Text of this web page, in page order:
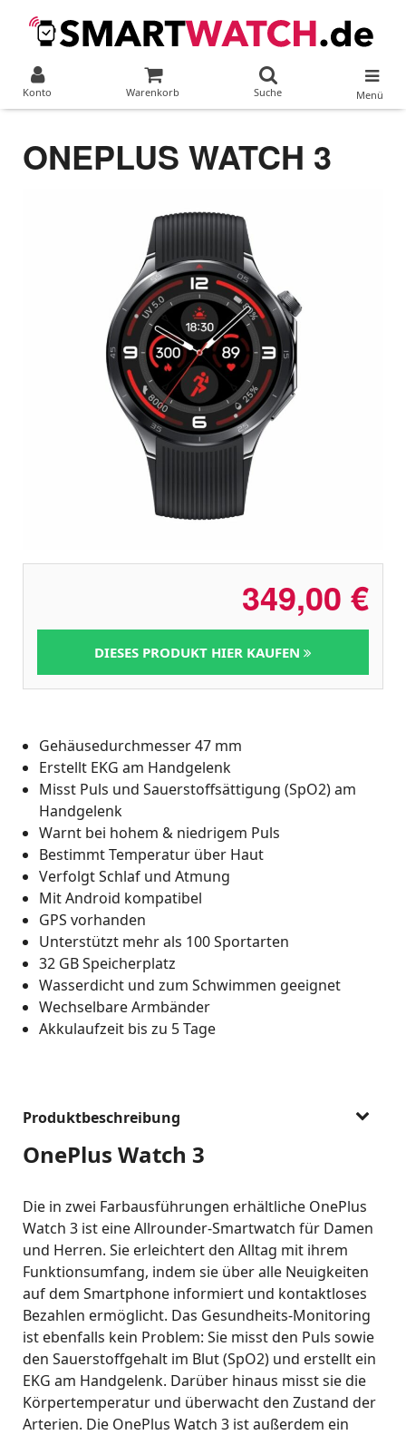
Konto Warenkorb Suche Menü
ONEPLUS WATCH 3
349,00 €
DIESES PRODUKT HIER KAUFEN
Gehäusedurchmesser 47 mm
Erstellt EKG am Handgelenk
Misst Puls und Sauerstoffsättigung (SpO2) am
Handgelenk
Warnt bei hohem & niedrigem Puls
Bestimmt Temperatur über Haut
Verfolgt Schlaf und Atmung
Mit Android kompatibel
GPS vorhanden
Unterstützt mehr als 100 Sportarten
32 GB Speicherplatz
Wasserdicht und zum Schwimmen geeignet
Wechselbare Armbänder
Akkulaufzeit bis zu 5 Tage
Produktbeschreibung
OnePlus Watch 3
Die in zwei Farbausführungen erhältliche OnePlus
Watch 3 ist eine Allrounder-Smartwatch für Damen
und Herren. Sie erleichtert den Alltag mit ihrem
Funktionsumfang, indem sie über alle Neuigkeiten
auf dem Smartphone informiert und kontaktloses
Bezahlen ermöglicht. Das Gesundheits-Monitoring
ist ebenfalls kein Problem: Sie misst den Puls sowie
den Sauerstoffgehalt im Blut (SpO2) und erstellt ein
EKG am Handgelenk. Darüber hinaus misst sie die
Körpertemperatur und überwacht den Zustand der
Arterien. Die OnePlus Watch 3 ist außerdem ein